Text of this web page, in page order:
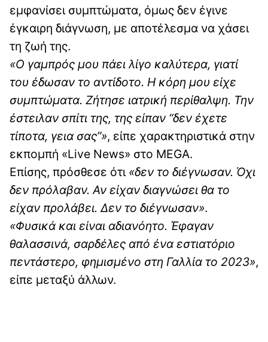
εμφανίσει συμπτώματα, όμως δεν έγινε
έγκαιρη διάγνωση, με αποτέλεσμα να χάσει
τη ζωή της.
«Ο γαμπρός μου πάει λίγο καλύτερα, γιατί
του έδωσαν το αντίδοτο. Η κόρη μου είχε
συμπτώματα. Ζήτησε ιατρική περίθαλψη. Την
έστειλαν σπίτι της, της είπαν “δεν έχετε
τίποτα, γεια σας”», είπε χαρακτηριστικά στην
εκπομπή «Live News» στο MEGA.
Επίσης, πρόσθεσε ότι «δεν το διέγνωσαν. Όχι
δεν πρόλαβαν. Αν είχαν διαγνώσει θα το
είχαν προλάβει. Δεν το διέγνωσαν».
«Φυσικά και είναι αδιανόητο. Έφαγαν
θαλασσινά, σαρδέλες από ένα εστιατόριο
πεντάστερο, φημισμένο στη Γαλλία το 2023»,
είπε μεταξύ άλλων.